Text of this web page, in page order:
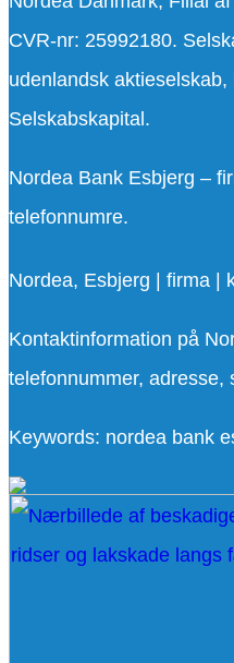
CVR-nr: 25992180.
udenlandsk
Selskabskapital.
Nordea Bank Esbjerg –
telefonnumre.
Nordea, Esbjerg | firma |
Kontaktinformation på
telefonnummer, adresse,
Keywords: nordea bank